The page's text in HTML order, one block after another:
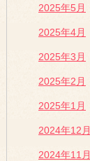
2025年5月
2025年4月
2025年3月
2025年2月
2025年1月
2024年12月
2024年11月